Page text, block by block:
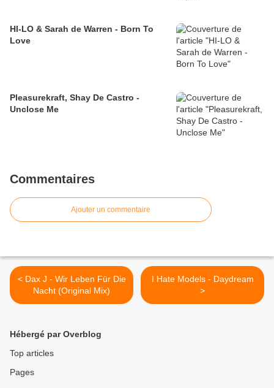
HI-LO & Sarah de Warren - Born To
Love
Pleasurekraft, Shay De Castro -
Unclose Me
Commentaires
Ajouter un commentaire
< Dax J - Wir Leben Für Die
Nacht (Original Mix)
I Hate Models - Daydream
>
Hébergé par Overblog
Top articles
Pages